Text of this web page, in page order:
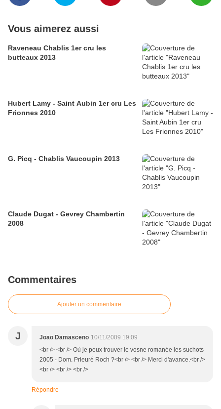
Vous aimerez aussi
Raveneau Chablis 1er cru les
butteaux 2013
Hubert Lamy - Saint Aubin 1er cru Les
Frionnes 2010
G. Picq - Chablis Vaucoupin 2013
Claude Dugat - Gevrey Chambertin
2008
Commentaires
Ajouter un commentaire
J Joao Damasceno 10/11/2009 19:09
<br /> <br /> Où je peux trouver le vosne romanée les suchots
2005 - Dom. Prieuré Roch ?<br /> <br /> Merci d'avance.<br />
<br /> <br /> <br />
Répondre